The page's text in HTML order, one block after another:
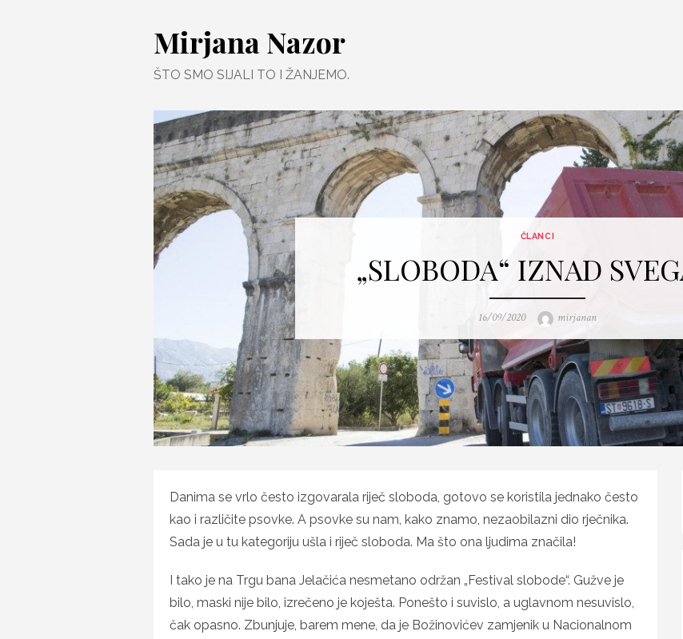
Mirjana Nazor
ŠTO SMO SIJALI TO I ŽANJEMO.
ČLANCI
„SLOBODA“ IZNAD
Posted
16/09/2020 Author
mirjanan
Danima se vrlo često izgovarala riječ sloboda, gotovo se koristila jednako često
kao i različite psovke. A psovke su nam, kako znamo, nezaobilazni dio rječnika.
Sada je u tu kategoriju ušla i riječ sloboda. Ma što ona ljudima značila!
I tako je na Trgu bana Jelačića nesmetano održan „Festival slobode“. Gužve je
bilo, maski nije bilo, izrečeno je koješta. Ponešto i suvislo, a uglavnom nesuvislo,
čak opasno. Zbunjuje, barem mene, da je Božinovićev zamjenik u Nacionalnom